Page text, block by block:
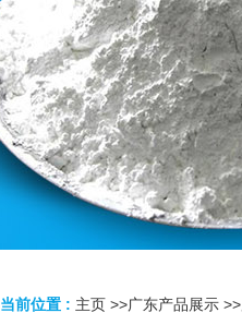
当前位置 : 主页 >>广东产品展示 >>